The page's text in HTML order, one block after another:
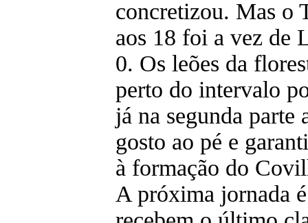
concretizou. Mas o
aos 18 foi a vez de
0. Os leões da
perto do intervalo
já na segunda parte
gosto ao pé e
à formação do
A próxima jornada